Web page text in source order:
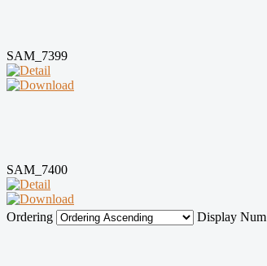
SAM_7399
SAM_7400
Ordering Display Num